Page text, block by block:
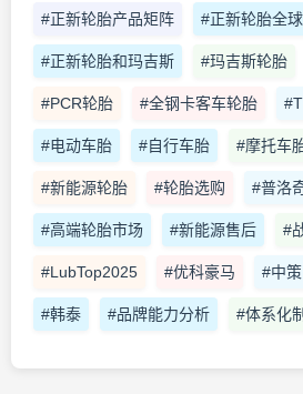
#正新轮胎产品矩阵 #正新轮胎全
#正新轮胎和玛吉斯 #玛吉斯轮胎
#PCR轮胎 #全钢卡客车轮胎
#电动车胎 #自行车胎 #摩托车
#新能源轮胎 #轮胎选购 #普洛
#高端轮胎市场 #新能源售后 #
#LubTop2025 #优科豪马 #中策
#韩泰 #品牌能力分析 #体系化